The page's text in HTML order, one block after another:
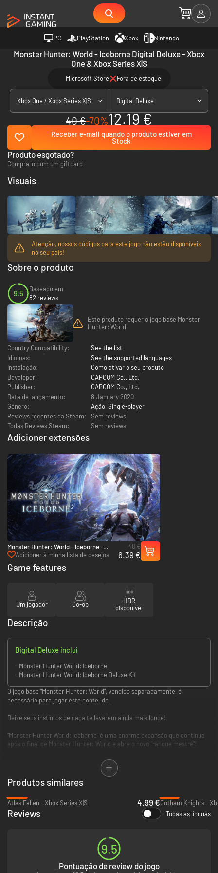
PC PlayStation Xbox Nintendo
Monster Hunter: World - Iceborne Digital Deluxe - Xbox
One & Xbox Series X|S
Microsoft Store Fora de estoque
Xbox One / Xbox Series X|S Digital Deluxe
40 €-70%12.19 €
Receber e-mail quando o produto estiver em
Stock
Atenção, nossos códigos para este jogo não estão disponíveis
no seu país!
Produto esgotado?
Compra-o com um giftcard
Sobre o produto
9.5
Baseado em
82 reviews
Este produto requer o jogo base Monster
Hunter: World
Country Compatibility:
See the list
Idiomas:
See the supported languages
Instalação:
Como ativar o seu produto
Developer:
CAPCOM Co., Ltd.
Publisher:
CAPCOM Co., Ltd.
Data de lançamento:
8 January 2020
Género:
Ação, Single-player
Reviews recentes da Steam:
Sem reviews
Todas Reviews Steam:
Sem reviews
Adicioner extensões
Monster Hunter: World - Iceborne -
Xbox One & Xbox Series X|S
Adicioner à minha lista de desejos
40 €
6.39 €
Visuais
Game features
Um jogador Co-op
HDR
disponível
Descrição
Digital Deluxe inclui
- Monster Hunter World: Iceborne
- Monster Hunter World: Iceborne Deluxe Kit
O jogo base "Monster Hunter: World", vendido separadamente, é
necessário para jogar este conteúdo.
Deixe seus instintos de caça te levarem ainda mais longe!
"Monster Hunter World: Iceborne" é uma enorme expansão que continua
após o final de Monster Hunter: World e abre o novo "ranque mestre"!
Novas missões, monstros, armas, armaduras e histórias o aguardaml
"MHW: Iceborne Digital Deluxe" inclui:
- "MHW: Iceborne" (expansão massiva)
- "MHW: Iceborne" Deluxe Kit
- Conj. de Armadura em Camadas "Cavaleiro Prateado"
- 3 gestos
- 1 conj. decoração (para personalização de quarto)
Produtos similares
Atlas Fallen - Xbox Series X|S
4.99 €Gotham Knights -
Reviews Todas as línguas
9.5
Pontuação de review do jogo